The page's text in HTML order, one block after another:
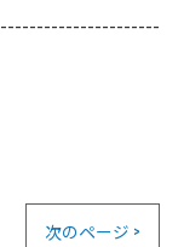
次のページ >